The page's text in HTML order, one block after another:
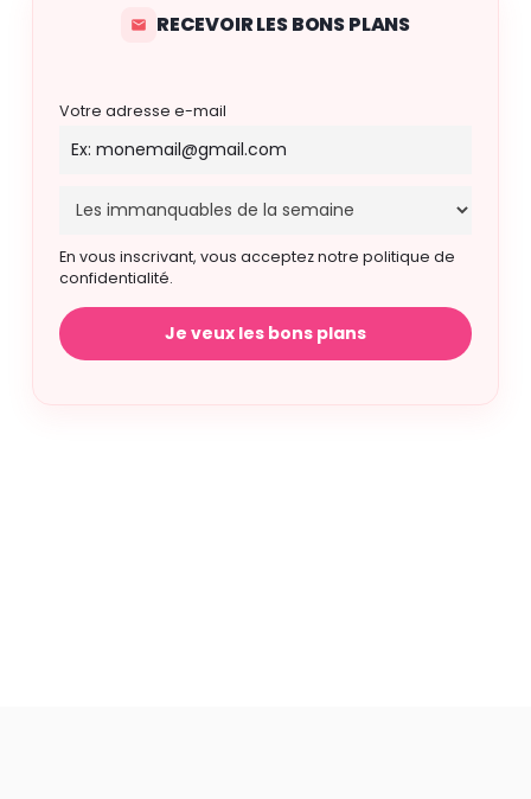
RECEVOIR LES BONS PLANS
Votre adresse e-mail
En vous inscrivant, vous acceptez notre politique de
confidentialité.